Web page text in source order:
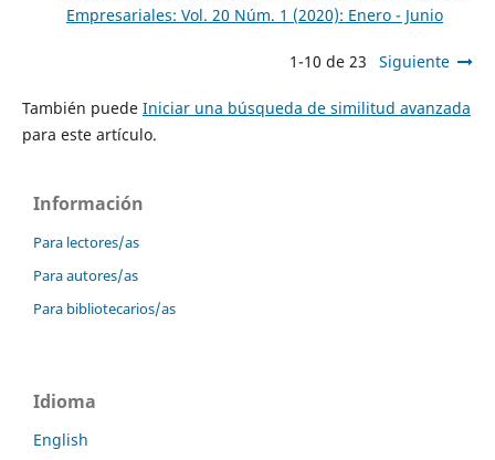
Empresariales: Vol. 20 Núm. 1 (2020): Enero - Junio
1-10 de 23 Siguiente
También puede Iniciar una búsqueda de similitud avanzada
para este artículo.
Información
Para lectores/as
Para autores/as
Para bibliotecarios/as
Idioma
English